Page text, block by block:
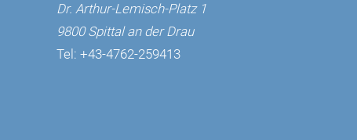
Dr. Arthur-Lemisch-Platz 1
9800 Spittal an der Drau
Tel: +43-4762-259413